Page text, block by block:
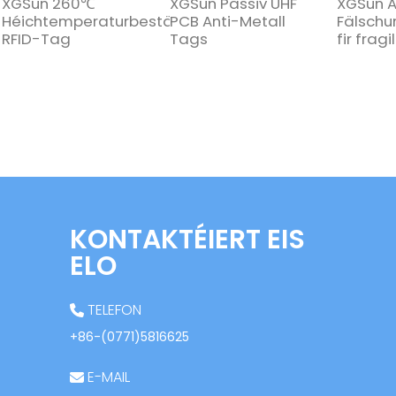
Héichtemperaturbeständeg
RFID-Tag
PCB Anti-Metall
Tags
fir
KONTAKTÉIERT EIS
ELO
TELEFON
+86-(0771)5816625
E-MAIL